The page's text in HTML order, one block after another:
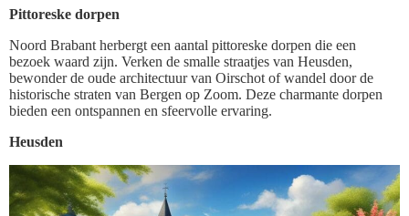
Pittoreske dorpen
Noord Brabant herbergt een aantal pittoreske dorpen die een
bezoek waard zijn. Verken de smalle straatjes van Heusden,
bewonder de oude architectuur van Oirschot of wandel door de
historische straten van Bergen op Zoom. Deze charmante dorpen
bieden een ontspannen en sfeervolle ervaring.
Heusden